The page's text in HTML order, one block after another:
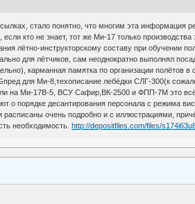
стало понятно, что многим эта информация
кто не знает, тот же Ми-17 только
лётно-инструкторскому составу при обучении
для лётчиков, сам неоднократно выполнял
карманная памятка по организации
для Ми-8,техописание лебёдки СЛГ-300(к
на Ми-17В-5, ВСУ Сафир,ВК-2500 и ФПП-7М это
о порядке десантирования персонала с режима
расписаны очень подробно и с иллюстрациями,
необходимость.http://depositfiles.com/files/